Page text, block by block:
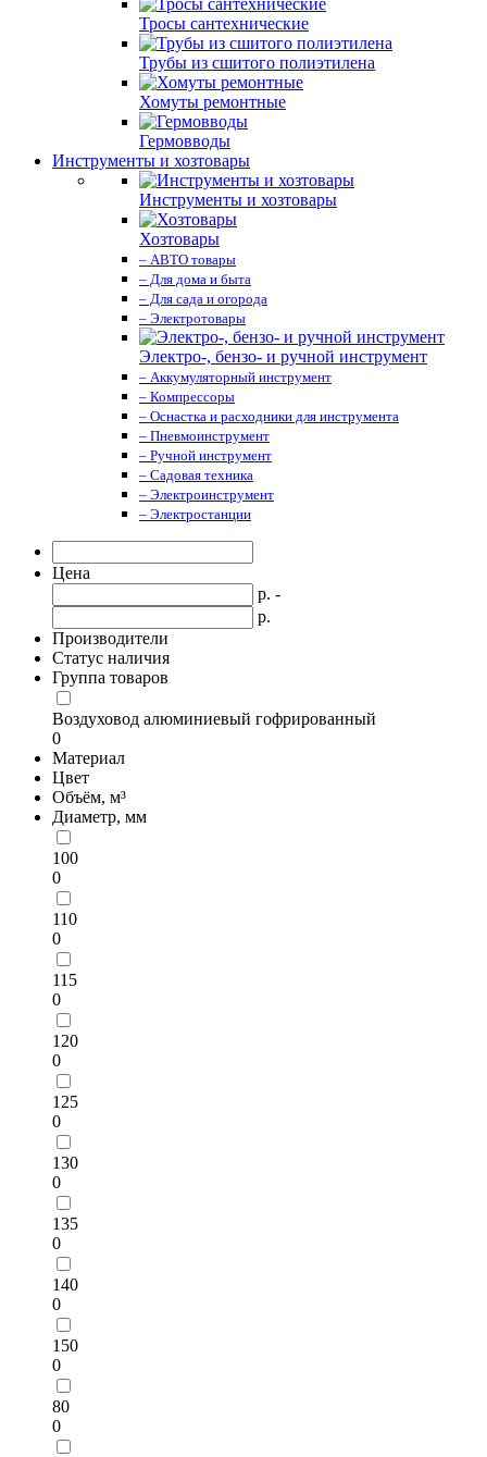
Тросы сантехнические
Трубы из сшитого полиэтилена
Хомуты ремонтные
Гермовводы
Инструменты и хозтовары
Инструменты и хозтовары
Хозтовары
– АВТО товары
– Для дома и быта
– Для сада и огорода
– Электротовары
Электро-, бензо- и ручной инструмент
– Аккумуляторный инструмент
– Компрессоры
– Оснастка и расходники для инструмента
– Пневмоинструмент
– Ручной инструмент
– Садовая техника
– Электроинструмент
– Электростанции
Цена
р. -
р.
Производители
Статус наличия
Группа товаров
Воздуховод алюминиевый гофрированный
0
Материал
Цвет
Объём, м³
Диаметр, мм
100
0
110
0
115
0
120
0
125
0
130
0
135
0
140
0
150
0
80
0